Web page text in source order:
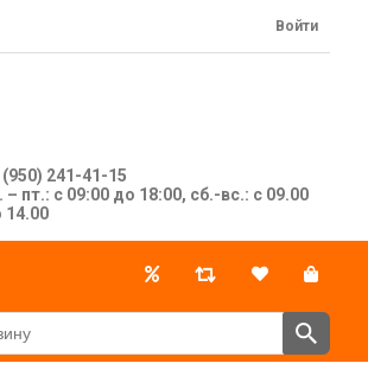
(950) 241-41-15
– пт.: с 09:00 до 18:00, сб.-вс.: с 09.00
14.00
Войти